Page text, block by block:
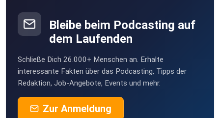
Bleibe beim Podcasting auf
dem Laufenden
Schließe Dich 26.000+ Menschen an. Erhalte
interessante Fakten über das Podcasting, Tipps der
Redaktion, Job-Angebote, Events und mehr.
Zur Anmeldung